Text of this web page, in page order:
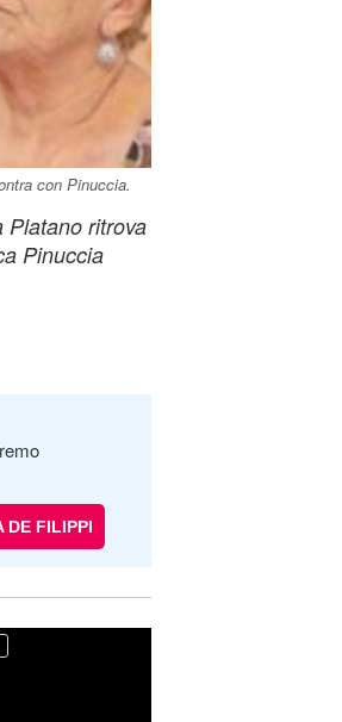
con Pinuccia.
Platano ritrova
Pinuccia
DE FILIPPI